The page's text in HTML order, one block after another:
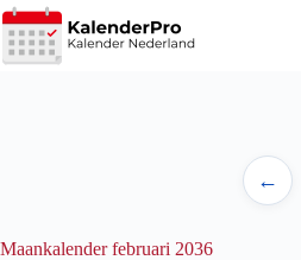
Ga
naar
de
←
Maankalender februari 2036